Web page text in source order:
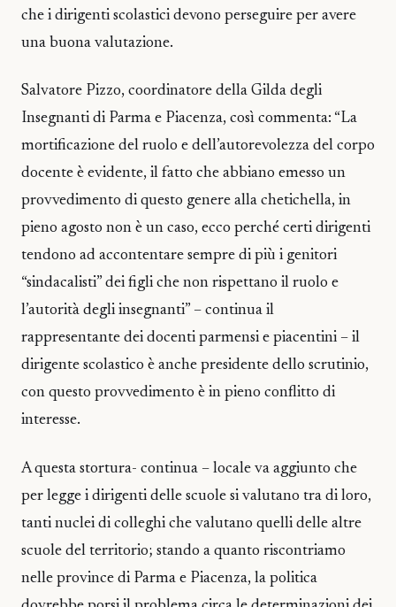
che i dirigenti scolastici devono perseguire per avere
una buona valutazione.
Salvatore Pizzo, coordinatore della Gilda degli
Insegnanti di Parma e Piacenza, così commenta: “La
mortificazione del ruolo e dell’autorevolezza del corpo
docente è evidente, il fatto che abbiano emesso un
provvedimento di questo genere alla chetichella, in
pieno agosto non è un caso, ecco perché certi dirigenti
tendono ad accontentare sempre di più i genitori
“sindacalisti” dei figli che non rispettano il ruolo e
l’autorità degli insegnanti” – continua il
rappresentante dei docenti parmensi e piacentini – il
dirigente scolastico è anche presidente dello scrutinio,
con questo provvedimento è in pieno conflitto di
interesse.
A questa stortura- continua – locale va aggiunto che
per legge i dirigenti delle scuole si valutano tra di loro,
tanti nuclei di colleghi che valutano quelli delle altre
scuole del territorio; stando a quanto riscontriamo
nelle province di Parma e Piacenza, la politica